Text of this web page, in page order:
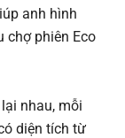
anh hình
chợ phiên Eco
nhau, mỗi
diện tích từ